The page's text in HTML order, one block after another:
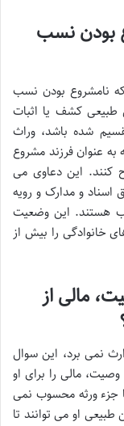
بودن نسب
نامشروع بودن نسب
طبیعی کشف یا اثبات
شده باشد، وراث
عنوان فرزند مشروع
کنند. این دعاوی می
اسناد و مدارک و رویه
هستند. این وضعیت
خانوادگی را بیش از
مالی از
ارث نمی برد، این سوال
مالی را برای او
جزء ورثه محسوب نمی
او می توانند تا